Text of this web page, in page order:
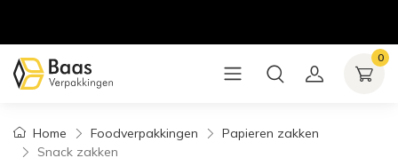
0
Home Foodverpakkingen
Papieren zakken
Snack zakken